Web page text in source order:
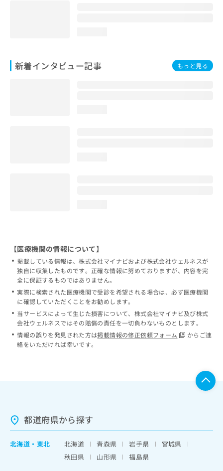
新着インタビュー記事 もっと見る
【医療機関の情報について】
掲載している情報は、株式会社マイナビおよび株式会社ウェルネスが
独自に収集したものです。正確な情報に努めておりますが、内容を完
全に保証するものではありません。
実際に検索された医療機関で受診を希望される場合は、必ず医療機関
に確認していただくことをお勧めします。
当サービスによって生じた損害について、株式会社マイナビ及び株式
会社ウェルネスではその賠償の責任を一切負わないものとします。
情報の誤りを発見された方は掲載情報の修正依頼フォーム
からご連
絡をいただければ幸いです。
都道府県から探す
北海道 ・ 東北 北海道 青森県 岩手県
宮城県
秋田県
山形県
福島県